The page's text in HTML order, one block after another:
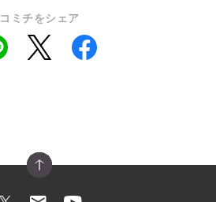
コミチをシェア